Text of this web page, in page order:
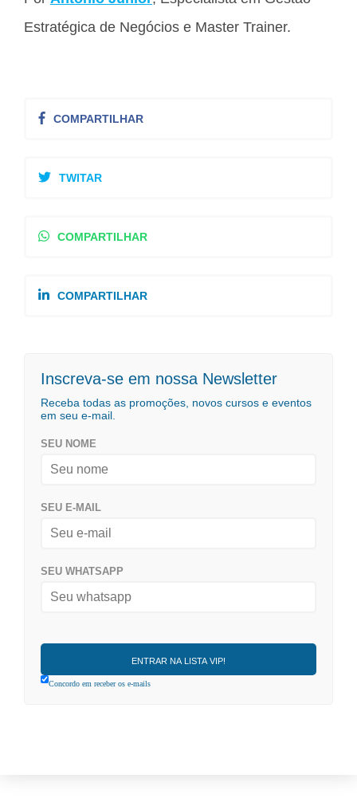
Estratégica de Negócios e Master Trainer.
COMPARTILHAR
TWITAR
COMPARTILHAR
COMPARTILHAR
Inscreva-se em nossa Newsletter
Receba todas as promoções, novos cursos e eventos
em seu e-mail.
SEU NOME
SEU E-MAIL
SEU WHATSAPP
Concordo em receber os e-mails